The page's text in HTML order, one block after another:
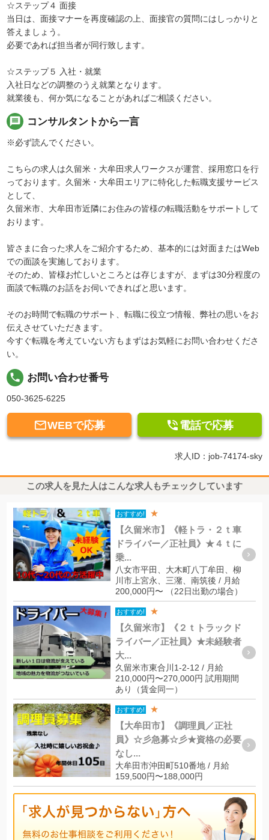
☆ステップ４ 面接
当日は、面接マナーを再度確認の上、面接官の質問にはしっかりと
答えましょう。
必要であれば担当者が同行致します。
☆ステップ５ 入社・就業
入社日などの調整のうえ就業となります。
就業後も、何か気になることがあればご相談ください。
message コンサルタントから一言
※必ず読んでください。
こちらの求人は久留米・大牟田求人ワークスが運営、採用窓口を行
っております。久留米・大牟田エリアに特化した転職支援サービス
として、
久留米市、大牟田市近隣にお住みの皆様の転職活動をサポートして
おります。
皆さまに合った求人をご紹介するため、基本的には対面またはWeb
での面談を実施しております。
そのため、皆様お忙しいところとは存じますが、まずは30分程度の
面談で転職のお話をお伺いできればと思います。
そのお時間で転職のサポート、転職に役立つ情報、弊社の思いをお
伝えさせていただきます。
今すぐ転職を考えていない方もまずはお気軽にお問い合わせくださ
い。
local_phone お問い合わせ番号
050-3625-6225
WEBで応募  電話で応募
求人ID：job-74174-sky
この求人を見た人はこんな求人もチェックしています
おすすめ! ★
【久留米市】《軽トラ・２ｔ車
ドライバー／正社員》★４ｔに
乗...
八女市平田、大木町八丁牟田、柳
川市上宮永、三潴、南筑後 / 月給
200,000円〜 （22日出勤の場合）
おすすめ! ★
【久留米市】《２ｔトラックド
ライバー／正社員》★未経験者
大...
久留米市東合川1-2-12 / 月給
210,000円〜270,000円 試用期間
あり（賃金同一）
おすすめ! ★
【大牟田市】《調理員／正社
員》☆彡急募☆彡★資格の必要
なし...
大牟田市沖田町510番地 / 月給
159,500円〜188,000円